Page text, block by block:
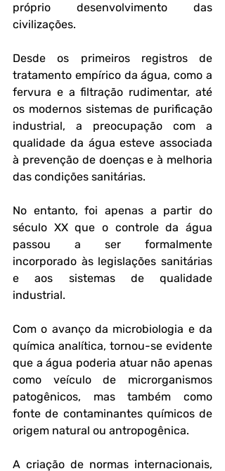
próprio desenvolvimento das
civilizações.
Desde os primeiros registros de
tratamento empírico da água, como a
fervura e a filtração rudimentar, até
os modernos sistemas de purificação
industrial, a preocupação com a
qualidade da água esteve associada
à prevenção de doenças e à melhoria
das condições sanitárias.
No entanto, foi apenas a partir do
século XX que o controle da água
passou a ser formalmente
incorporado às legislações sanitárias
e aos sistemas de qualidade
industrial.
Com o avanço da microbiologia e da
química analítica, tornou-se evidente
que a água poderia atuar não apenas
como veículo de microrganismos
patogênicos, mas também como
fonte de contaminantes químicos de
origem natural ou antropogênica.
A criação de normas internacionais,